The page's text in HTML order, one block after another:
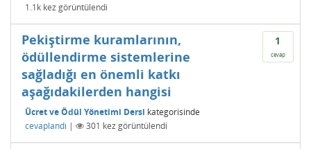
1.1k kez görüntülendi
1
cevap
Pekiştirme kuramlarının,
ödüllendirme sistemlerine
sağladığı en önemli katkı
aşağıdakilerden hangisi
Ücret ve Ödül Yönetimi Dersi kategorisinde
cevaplandı | 301 kez görüntülendi